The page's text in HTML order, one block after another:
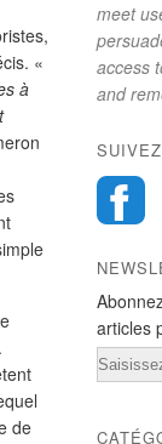
«
à
de
meet
access
and
articles
Email